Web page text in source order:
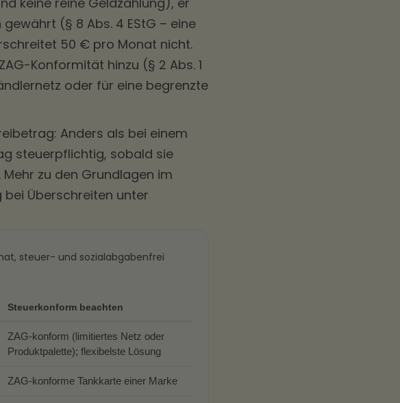
(§ 8 Abs. 4 EStG – eine
50 € pro Monat nicht.
Konformität hinzu (§ 2 Abs. 1
oder für eine begrenzte
Anders als bei einem
steuerpflichtig, sobald sie
zu den Grundlagen im
bei Überschreiten unter
steuer- und sozialabgabenfrei
Steuerkonform beachten
ZAG-konform (limitiertes Netz oder
Produktpalette); flexibelste Lösung
ZAG-konforme Tankkarte einer Marke